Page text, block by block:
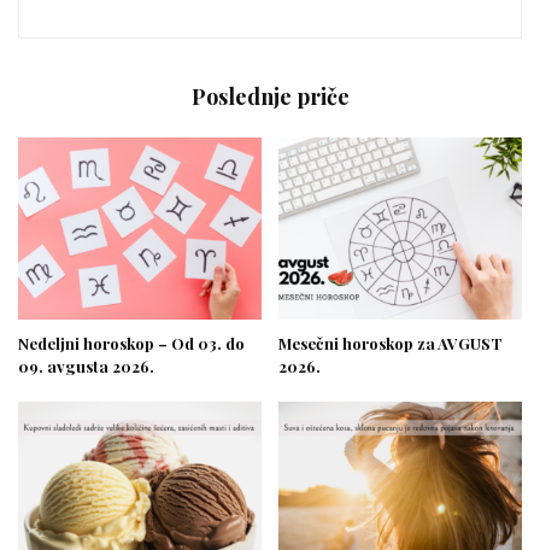
Poslednje priče
Nedeljni horoskop – Od 03. do
09. avgusta 2026.
Mesečni horoskop za AVGUST
2026.